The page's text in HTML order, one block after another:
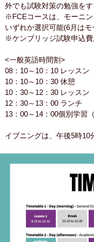
外でも試験対策の勉強をす
※FCEコースは、モーニ
いずれか選択可能(6月はモ
※ケンブリッジ試験申込
<一般英語時間割>
08：10～10：10 レッスン
10：10～10：30 休憩
10：30～12：30 レッスン
12：30～13：00 ランチ
13：00～14：00個別学習
イブニングは、午後5時10